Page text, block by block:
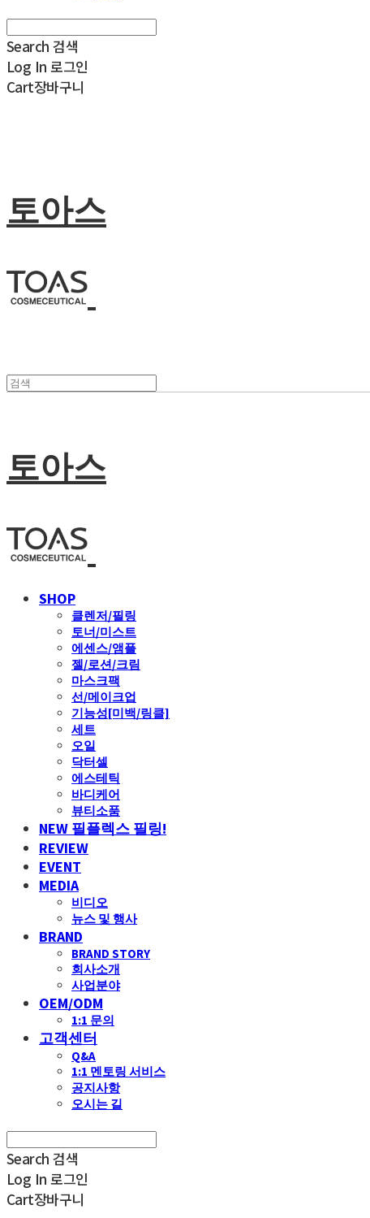
Search 검색
Log In 로그인
Cart장바구니
토아스
토아스
SHOP
클렌저/필링
토너/미스트
에센스/앰플
젤/로션/크림
마스크팩
선/메이크업
기능성[미백/링클]
세트
오일
닥터셀
에스테틱
바디케어
뷰티소품
NEW 필플렉스 필링!
REVIEW
EVENT
MEDIA
비디오
뉴스 및 행사
BRAND
BRAND STORY
회사소개
사업분야
OEM/ODM
1:1 문의
고객센터
Q&A
1:1 멘토링 서비스
공지사항
오시는 길
Search 검색
Log In 로그인
Cart장바구니